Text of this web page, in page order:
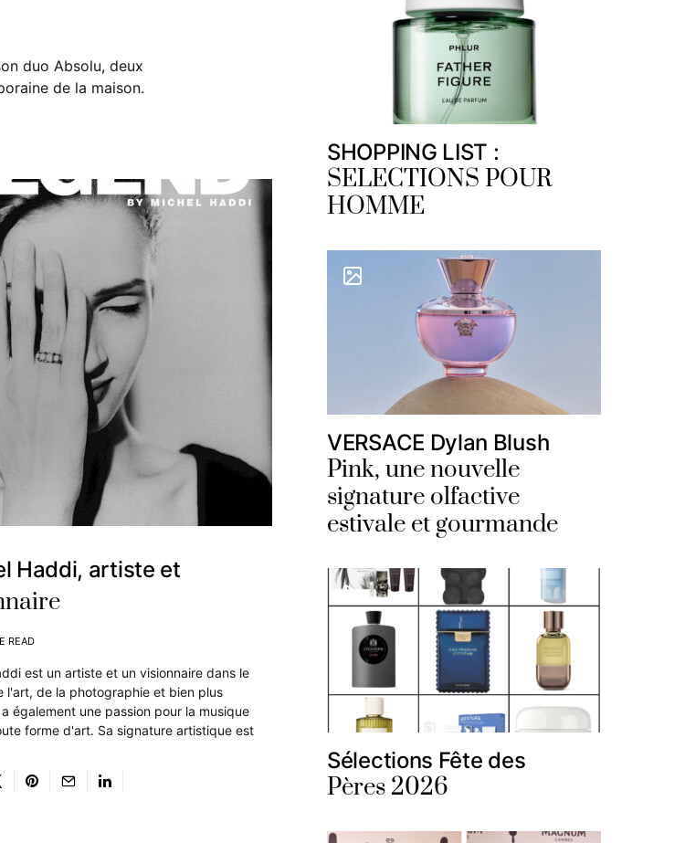
duo Absolu, deux
de la maison.
Haddi, artiste et
READ
est un artiste et un visionnaire dans le
l'art, de la photographie et bien plus
également une passion pour la musique
forme d'art. Sa signature artistique est
SHOPPING LIST :
SELECTIONS POUR
HOMME
VERSACE Dylan Blush
Pink, une nouvelle
signature olfactive
estivale et gourmande
Sélections Fête des
Pères 2026